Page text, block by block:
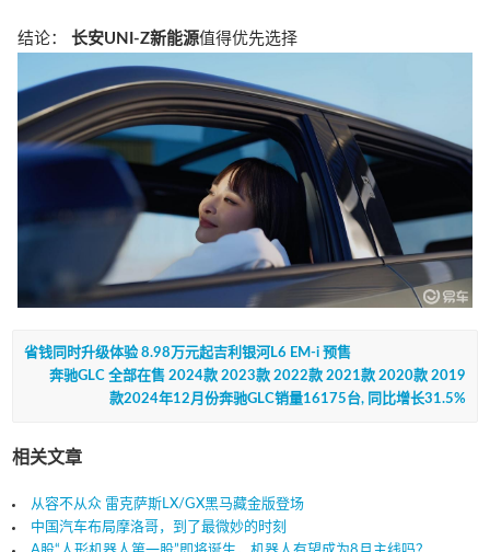
结论：长安UNI-Z新能源值得优先选择
省钱同时升级体验 8.98万元起吉利银河L6 EM-i 预售
奔驰GLC 全部在售 2024款 2023款 2022款 2021款 2020款 2019
款2024年12月份奔驰GLC销量16175台, 同比增长31.5%
相关文章
从容不从众 雷克萨斯LX/GX黑马藏金版登场
中国汽车布局摩洛哥，到了最微妙的时刻